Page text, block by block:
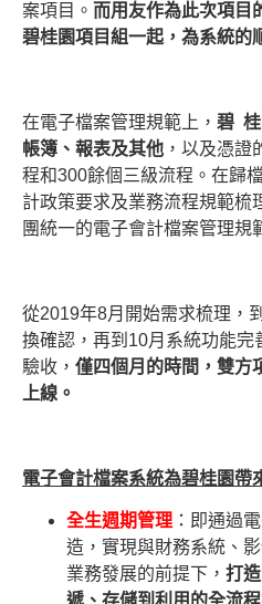
案項目。 而用友作為此次項目
碧桂園項目組一起，為系統的
在電子檔案管理規範上， 碧 桂
帳簿、報表及其他 ，以及憑證
程和300餘個三級流程。在歸
計政策要求及業務流程規範梳
團統一的電子會計檔案管理規
從2019年8月開始需求梳理，
換確認，再到10月系統功能完
驗收， 僅四個月的時間，雙方
上線。
電子會計檔案系統為碧桂園帶
全生週期管理 ：即通過
造，實現與財務系統、
業務發展的前提下， 打
遞、存儲到利用的全流